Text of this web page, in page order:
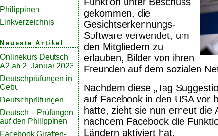
Philippinen
Linkverzeichnis
Neueste Artikel
Onlinekurs Deutsch
A2 ab 2. Januar 2023
Deutschprüfungen in
Cebu
Deutschprüfungen
Deutsch – Prüfungen
auf den Philippinen
Facebook Giraffen-
Funktion unter Beschuss
gekommen, die
Gesichtserkennungs-
Software verwendet, um
den Mitgliedern zu
erlauben, Bilder von ihren
Freunden auf dem sozialen
Nachdem diese „Tag
auf Facebook in den USA vor
hatte, zieht sie nun erneut die
nachdem Facebook die
Ländern aktiviert hat.